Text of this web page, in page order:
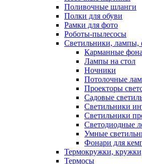
Поливочные шланги
Полки для обуви
Рамки для фото
Роботы-пылесосы
Светильники, лампы,
Карманные
Лампы на стол
Ночники
Потолочные
Проекторы
Садовые
Светильники
Светильники
Светодиодные
Умные
Фонари для
Термокружки,
Термосы